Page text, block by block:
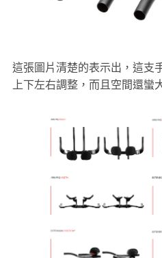
這張圖片清楚的表示出，這支
上下左右調整，而且空間還蠻